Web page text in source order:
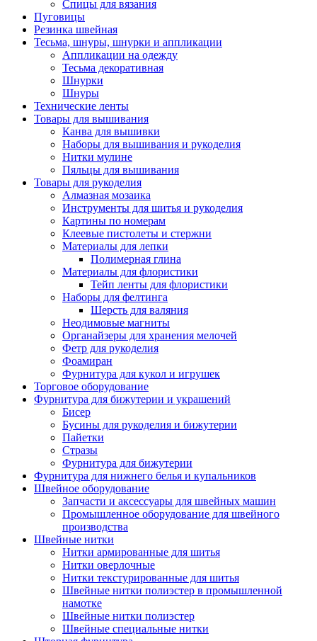
Спицы для вязания
Пуговицы
Резинка швейная
Тесьма, шнуры, шнурки и аппликации
Аппликации на одежду
Тесьма декоративная
Шнурки
Шнуры
Технические ленты
Товары для вышивания
Канва для вышивки
Наборы для вышивания и рукоделия
Нитки мулине
Пяльцы для вышивания
Товары для рукоделия
Алмазная мозаика
Инструменты для шитья и рукоделия
Картины по номерам
Клеевые пистолеты и стержни
Материалы для лепки
Полимерная глина
Материалы для флористики
Тейп ленты для флористики
Наборы для фелтинга
Шерсть для валяния
Неодимовые магниты
Органайзеры для хранения мелочей
Фетр для рукоделия
Фоамиран
Фурнитура для кукол и игрушек
Торговое оборудование
Фурнитура для бижутерии и украшений
Бисер
Бусины для рукоделия и бижутерии
Пайетки
Стразы
Фурнитура для бижутерии
Фурнитура для нижнего белья и купальников
Швейное оборудование
Запчасти и аксессуары для швейных машин
Промышленное оборудование для швейного
производства
Швейные нитки
Нитки армированные для шитья
Нитки оверлочные
Нитки текстурированные для шитья
Швейные нитки полиэстер в промышленной
намотке
Швейные нитки полиэстер
Швейные специальные нитки